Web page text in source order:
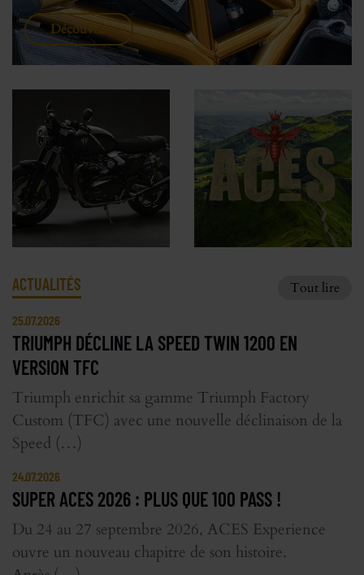
Découvrir
ACTUALITÉS Tout lire
25.07.2026
TRIUMPH DÉCLINE LA SPEED TWIN 1200 EN
VERSION TFC
Triumph enrichit sa gamme Triumph Factory
Custom (TFC) avec une nouvelle déclinaison de la
Speed (…)
24.07.2026
SUPER ACES 2026 : PLUS QUE 100 PASS !
Du 24 au 27 septembre 2026, ACES Experience
ouvre un nouveau chapitre de son histoire.